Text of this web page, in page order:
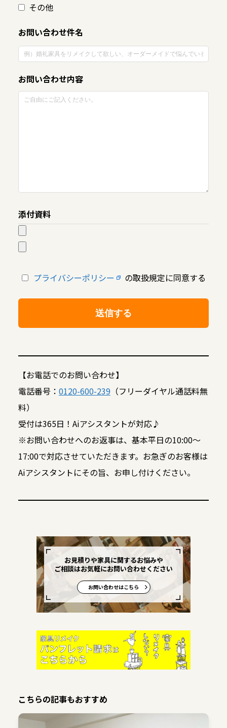
その他
お問い合わせ件名
お問い合わせ内容
添付資料
プライバシーポリシー の取扱規定に同意する
【お電話でのお問い合わせ】
電話番号： 0120-600-239（フリーダイヤル通話料無
料）
受付は365日！Aiアシスタントが対応♪
※お問い合わせへのお返事は、基本平日の10:00～
17:00で対応させていただきます。お急ぎのお客様は
Aiアシスタントにその旨、お申し付けください。
お見積りや家具に関するお悩みや
ご相談はお気軽にお問い合わせください
お問い合わせはこちら
こちらの記事もおすすめ